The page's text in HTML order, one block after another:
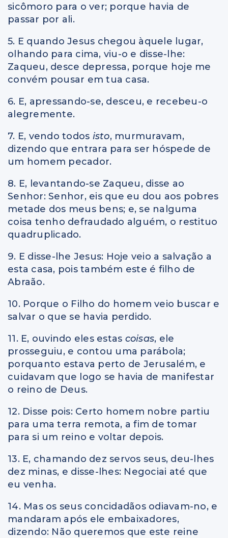
sicômoro para o ver; porque havia de
passar por ali.
5. E quando Jesus chegou àquele lugar,
olhando para cima, viu-o e disse-lhe:
Zaqueu, desce depressa, porque hoje me
convém pousar em tua casa.
6. E, apressando-se, desceu, e recebeu-o
alegremente.
7. E, vendo todos isto, murmuravam,
dizendo que entrara para ser hóspede de
um homem pecador.
8. E, levantando-se Zaqueu, disse ao
Senhor: Senhor, eis que eu dou aos pobres
metade dos meus bens; e, se nalguma
coisa tenho defraudado alguém, o restituo
quadruplicado.
9. E disse-lhe Jesus: Hoje veio a salvação a
esta casa, pois também este é filho de
Abraão.
10. Porque o Filho do homem veio buscar e
salvar o que se havia perdido.
11. E, ouvindo eles estas coisas, ele
prosseguiu, e contou uma parábola;
porquanto estava perto de Jerusalém, e
cuidavam que logo se havia de manifestar
o reino de Deus.
12. Disse pois: Certo homem nobre partiu
para uma terra remota, a fim de tomar
para si um reino e voltar depois.
13. E, chamando dez servos seus, deu-lhes
dez minas, e disse-lhes: Negociai até que
eu venha.
14. Mas os seus concidadãos odiavam-no, e
mandaram após ele embaixadores,
dizendo: Não queremos que este reine